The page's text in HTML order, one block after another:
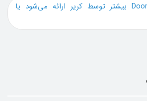
خدمات Door to Door بیشتر توسط کریر ارائه می‌شود یا